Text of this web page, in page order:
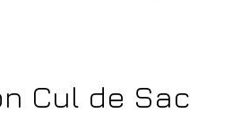
Cul de Sac